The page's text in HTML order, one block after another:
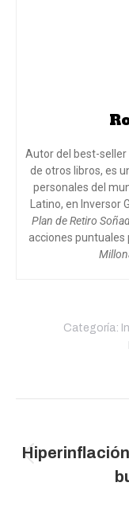
Autor del best-seller
de otros libros, es
personales del
Latino, en
Plan de Retiro
acciones puntuales
Categoría: